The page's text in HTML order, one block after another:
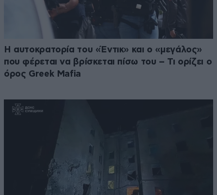
Η αυτοκρατορία του «Έντικ» και ο «μεγάλος»
που φέρεται να βρίσκεται πίσω του – Τι ορίζει ο
όρος Greek Mafia